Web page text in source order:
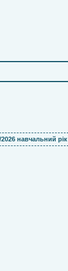
навчальний рік